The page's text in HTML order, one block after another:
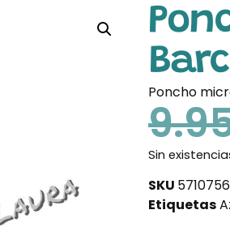
Poncho
Sin
SKU
Etiquetas